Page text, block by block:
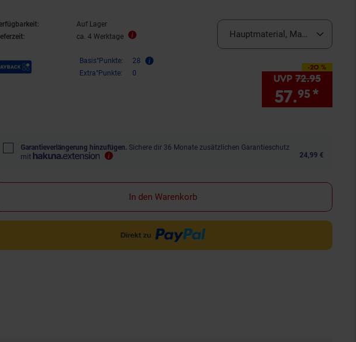
Auf Lager
ca. 4 Werktage
Punkte Basis°Punkte:
28
Extra°Punkte:
0
Hauptmaterial,
-20 %
Sie Sparen 20 Prozent,
UVP 72.95
57.95 *
Garantieverlängerung hinzufügen. Sichere dir 36 Monate zusätzlichen Garantieschutz
mit
24,99 €
In den Warenkorb